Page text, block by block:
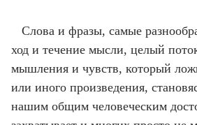
Слова и фразы, самые
ход и течение мысли, целый
мышления и чувств, который
или иного произведения,
нашим общим человеческим